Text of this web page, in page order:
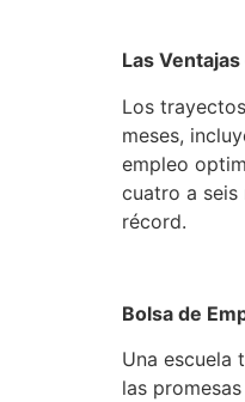
Las
Los
meses,
empleo
cuatro a
récord.
Bolsa de
Una escuela
las